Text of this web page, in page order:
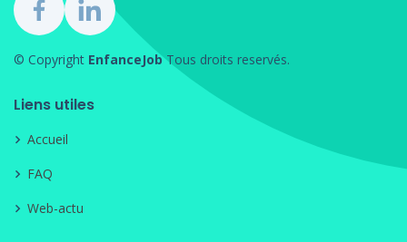
© Copyright EnfanceJob Tous droits reservés.
Liens utiles
Accueil
FAQ
Web-actu